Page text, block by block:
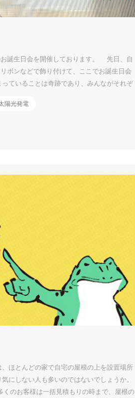
誕生日会を開催しております。 先日、自
ボンなどで飾り付けて、ここでお誕生日会
ていることは奇跡であり、みんながそれぞ
とても幸せを感じています。私の一番すぎ
のケーキも登場しましたよ！ケーキは美味
陽光発電
ほとんどの家で自宅の屋根の上を設置場所
にしない人も多いのではないでしょうか。
のお客様は一括見積もりの時まで、屋根の